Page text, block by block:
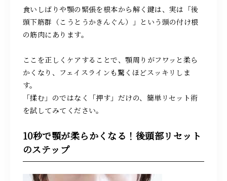
食いしばりや顎の緊張を根本から解く鍵は、実は「後
頭下筋群（こうとうかきんぐん）」という頭の付け根
の筋肉にあります。
ここを正しくケアすることで、顎周りがフワッと柔ら
かくなり、フェイスラインも驚くほどスッキリしま
す。
「揉む」のではなく「押す」だけの、簡単リセット術
を試してみてください。
10秒で顎が柔らかくなる！後頭部リセット
のステップ